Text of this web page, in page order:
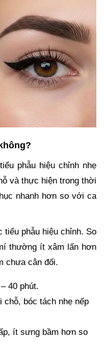
phẫu hiệu chỉnh nhẹ
và thực hiện trong thời
nhanh hơn so với ca
phẫu hiệu chỉnh. So
thường ít xâm lấn hơn
chưa cân đối.
40 phút.
chỗ, bóc tách nhẹ nếp
ít sưng bầm hơn so